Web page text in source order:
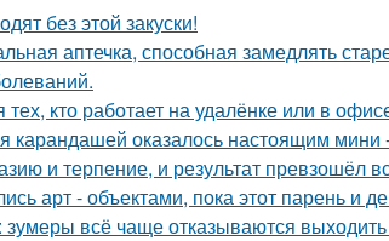
без этой закуски!
аптечка, способная замедлять
кто работает на удалёнке или в
карандашей оказалось настоящим мини
и терпение, и результат превзошёл
арт - объектами, пока этот парень и
всё чаще отказываются